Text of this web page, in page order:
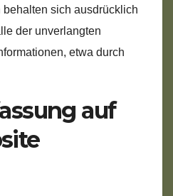
sich ausdrücklich
der unverlangten
etwa durch
auf